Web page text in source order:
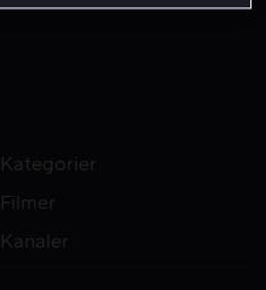
Kategorier
Filmer
Kanaler